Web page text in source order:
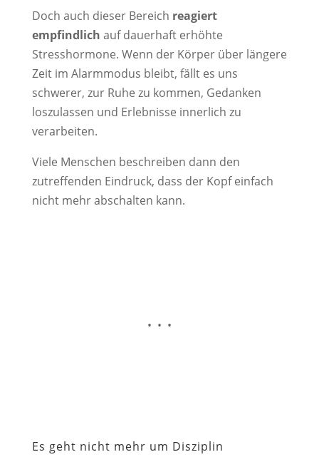
Doch auch dieser Bereich reagiert
empfindlich auf dauerhaft erhöhte
Stresshormone. Wenn der Körper über längere
Zeit im Alarmmodus bleibt, fällt es uns
schwerer, zur Ruhe zu kommen, Gedanken
loszulassen und Erlebnisse innerlich zu
verarbeiten.
Viele Menschen beschreiben dann den
zutreffenden Eindruck, dass der Kopf einfach
nicht mehr abschalten kann.
• • •
Es geht nicht mehr um Disziplin